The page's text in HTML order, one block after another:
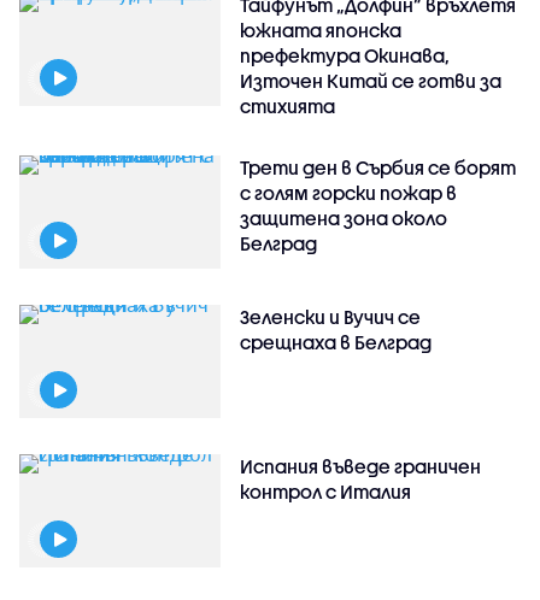
Тайфунът „Долфин” връхлетя
южната японска
префектура Окинава,
Източен Китай се готви за
стихията
Трети ден в Сърбия се борят
с голям горски пожар в
защитена зона около
Белград
Зеленски и Вучич се
срещнаха в Белград
Испания въведе граничен
контрол с Италия